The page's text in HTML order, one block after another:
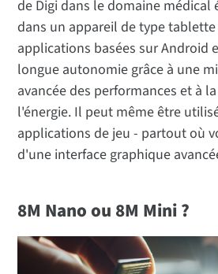
de Digi dans le domaine médical
dans un appareil de type
applications basées sur Android
longue autonomie grâce à une
avancée des performances et à
l'énergie. Il peut même être
applications de jeu - partout où
d'une interface graphique
8M Nano ou 8M Mini ?